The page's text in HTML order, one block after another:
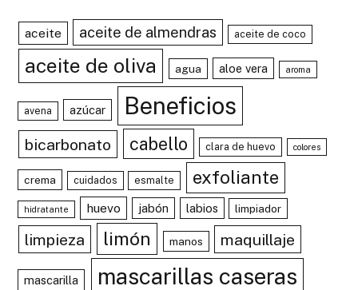
aceite aceite de almendras aceite de coco
aceite de oliva agua aloe vera aroma
avena azúcar Beneficios
bicarbonato cabello clara de huevo colores
crema cuidados esmalte exfoliante
hidratante huevo jabón labios limpiador
limpieza limón manos maquillaje
mascarilla mascarillas caseras